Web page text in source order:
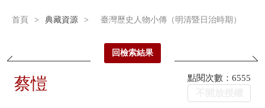
首頁 > 典藏資源 > 臺灣歷史人物小傳（明清暨日治時期）
回檢索結果
蔡愷 點閱次數：6555